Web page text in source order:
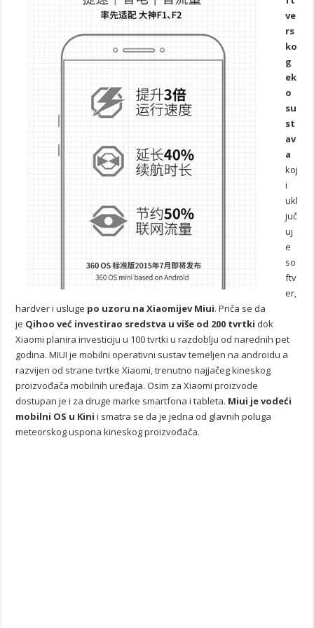
ve
rs
ko
g
ek
o
su
st
av
a
koj
i
ukl
juč
uj
e
so
ftv
er,
hardver i usluge po uzoru na Xiaomijev Miui. Priča se da
je Qihoo već investirao sredstva u više od 200 tvrtki dok
Xiaomi planira investiciju u 100 tvrtki u razdoblju od narednih pet
godina. MIUI je mobilni operativni sustav temeljen na androidu a
razvijen od strane tvrtke Xiaomi, trenutno najjačeg kineskog
proizvođača mobilnih uređaja. Osim za Xiaomi proizvode
dostupan je i za druge marke smartfona i tableta. Miui je vodeći
mobilni OS u Kini i smatra se da je jedna od glavnih poluga
meteorskog uspona kineskog proizvođača.